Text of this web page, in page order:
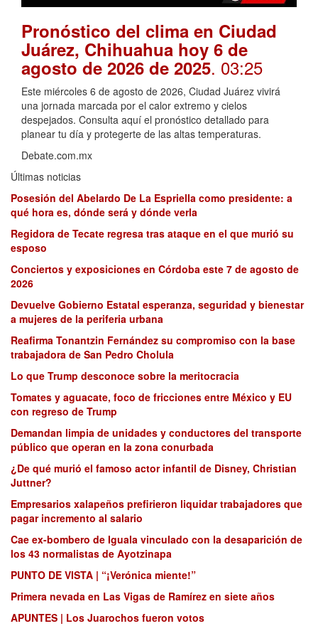
Pronóstico del clima en Ciudad
Juárez, Chihuahua hoy 6 de
agosto de 2026 de 2025. 03:25
Este miércoles 6 de agosto de 2026, Ciudad Juárez vivirá
una jornada marcada por el calor extremo y cielos
despejados. Consulta aquí el pronóstico detallado para
planear tu día y protegerte de las altas temperaturas.
Debate.com.mx
Últimas noticias
Posesión del Abelardo De La Espriella como presidente: a
qué hora es, dónde será y dónde verla
Regidora de Tecate regresa tras ataque en el que murió su
esposo
Conciertos y exposiciones en Córdoba este 7 de agosto de
2026
Devuelve Gobierno Estatal esperanza, seguridad y bienestar
a mujeres de la periferia urbana
Reafirma Tonantzin Fernández su compromiso con la base
trabajadora de San Pedro Cholula
Lo que Trump desconoce sobre la meritocracia
Tomates y aguacate, foco de fricciones entre México y EU
con regreso de Trump
Demandan limpia de unidades y conductores del transporte
público que operan en la zona conurbada
¿De qué murió el famoso actor infantil de Disney, Christian
Juttner?
Empresarios xalapeños prefirieron liquidar trabajadores que
pagar incremento al salario
Cae ex-bombero de Iguala vinculado con la desaparición de
los 43 normalistas de Ayotzinapa
PUNTO DE VISTA | “¡Verónica miente!”
Primera nevada en Las Vigas de Ramírez en siete años
APUNTES | Los Juarochos fueron votos